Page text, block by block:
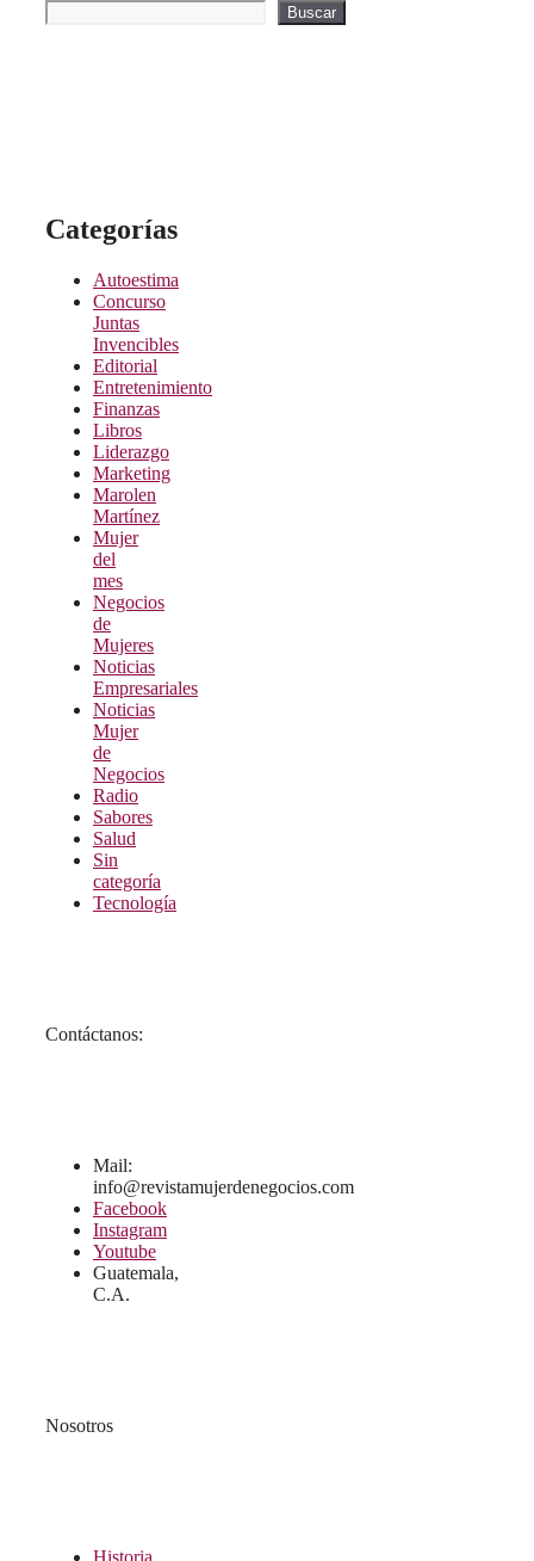
Buscar
Categorías
Autoestima
Concurso
Juntas
Invencibles
Editorial
Entretenimiento
Finanzas
Libros
Liderazgo
Marketing
Marolen
Martínez
Mujer
del
mes
Negocios
de
Mujeres
Noticias
Empresariales
Noticias
Mujer
de
Negocios
Radio
Sabores
Salud
Sin
categoría
Tecnología
Contáctanos:
Mail:
info@revistamujerdenegocios.com
Facebook
Instagram
Youtube
Guatemala,
C.A.
Nosotros
Historia